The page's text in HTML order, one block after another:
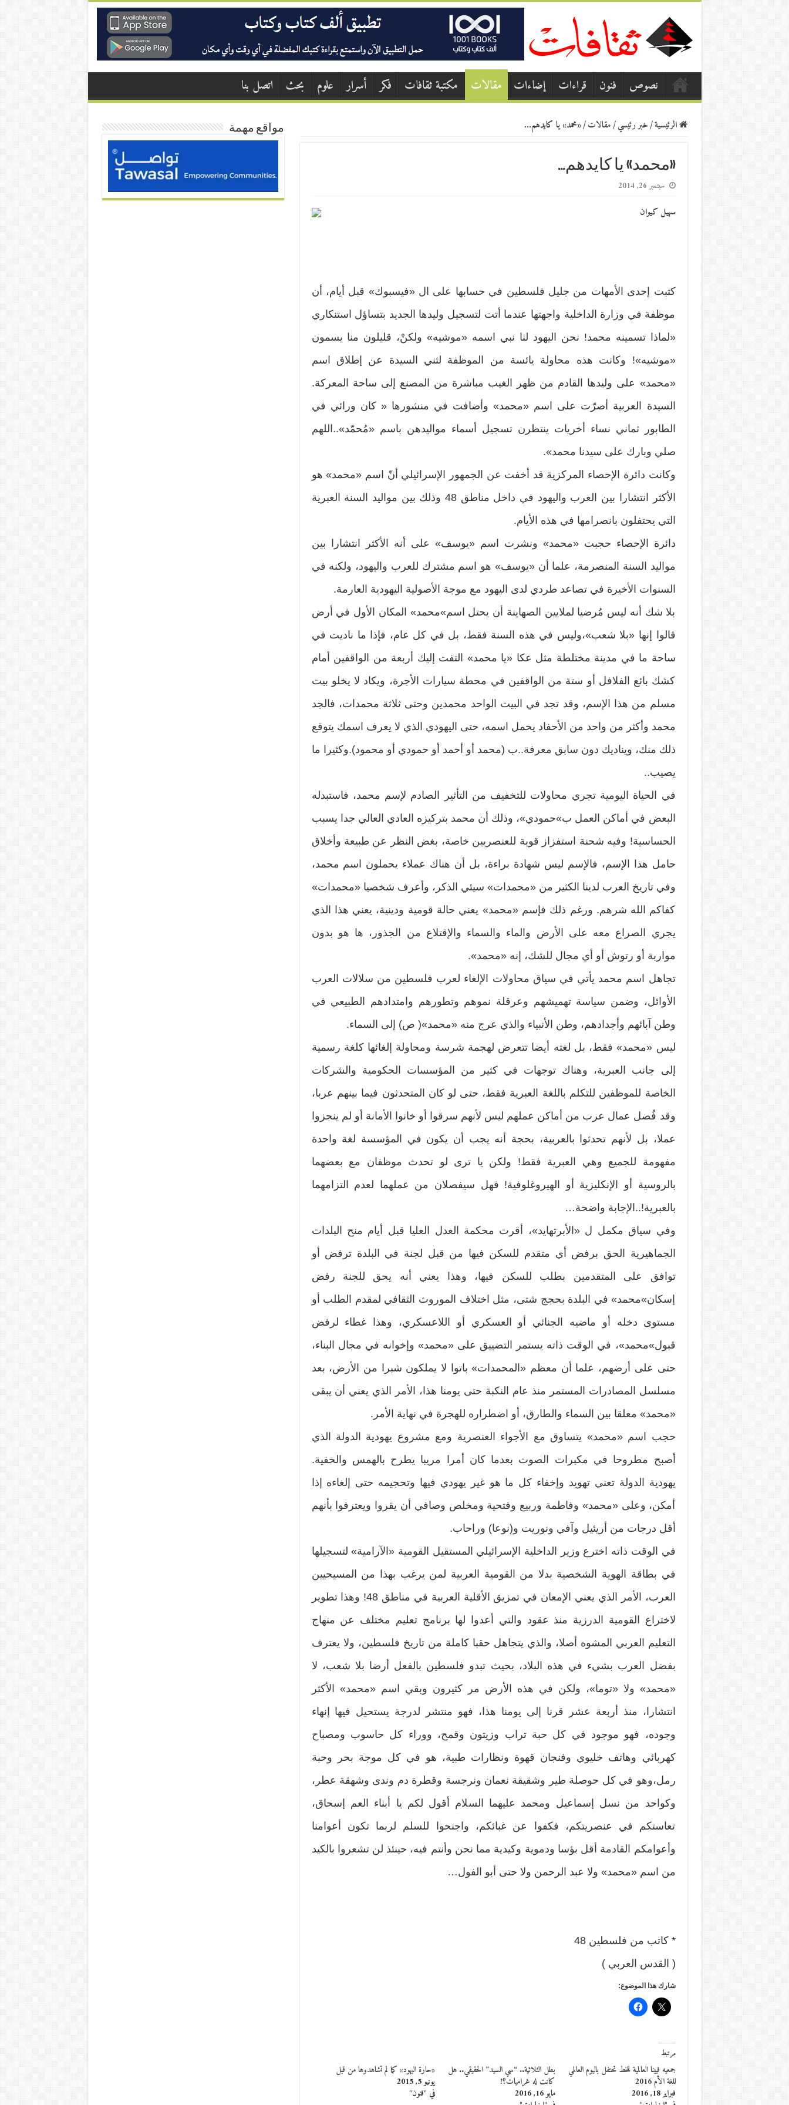
نصوص فنون قراءات إضاءات مقالات مكتبة ثقافات فكر أسرار علوم بحث اتصل بنا
الرئيسية/خبر رئيسي/مقالات/«محمد» يا كايدهم…
«محمد» يا كايدهم…
سبتمبر 26, 2014
سهيل كيوان
كتبت إحدى الأمهات من جليل فلسطين في حسابها على ال «فيسبوك» قبل أيام، أن
موظفة في وزارة الداخلية واجهتها عندما أتت لتسجيل وليدها الجديد بتساؤل استنكاري
«لماذا تسمينه محمد! نحن اليهود لنا نبي اسمه «موشيه» ولكنْ، قليلون منا يسمون
«موشيه»! وكانت هذه محاولة يائسة من الموظفة لثني السيدة عن إطلاق اسم
«محمد» على وليدها القادم من ظهر الغيب مباشرة من المصنع إلى ساحة المعركة.
السيدة العربية أصرّت على اسم «محمد» وأضافت في منشورها « كان ورائي في
الطابور ثماني نساء أخريات ينتظرن تسجيل أسماء مواليدهن باسم «مُحمّد»..اللهم
صلي وبارك على سيدنا محمد».
وكانت دائرة الإحصاء المركزية قد أخفت عن الجمهور الإسرائيلي أنّ اسم «محمد» هو
الأكثر انتشارا بين العرب واليهود في داخل مناطق 48 وذلك بين مواليد السنة العبرية
التي يحتفلون بانصرامها في هذه الأيام.
دائرة الإحصاء حجبت «محمد» ونشرت اسم «يوسف» على أنه الأكثر انتشارا بين
مواليد السنة المنصرمة، علما أن «يوسف» هو اسم مشترك للعرب واليهود، ولكنه في
السنوات الأخيرة في تصاعد طردي لدى اليهود مع موجة الأصولية اليهودية العارمة.
بلا شك أنه ليس مُرضيا لملايين الصهاينة أن يحتل اسم»محمد» المكان الأول في أرض
قالوا إنها «بلا شعب»،وليس في هذه السنة فقط، بل في كل عام، فإذا ما ناديت في
ساحة ما في مدينة مختلطة مثل عكا «يا محمد» التفت إليك أربعة من الواقفين أمام
كشك بائع الفلافل أو ستة من الواقفين في محطة سيارات الأجرة، ويكاد لا يخلو بيت
مسلم من هذا الإسم، وقد تجد في البيت الواحد محمدين وحتى ثلاثة محمدات، فالجد
محمد وأكثر من واحد من الأحفاد يحمل اسمه، حتى اليهودي الذي لا يعرف اسمك يتوقع
ذلك منك، ويناديك دون سابق معرفة..ب (محمد أو أحمد أو حمودي أو محمود).وكثيرا ما
يصيب..
في الحياة اليومية تجري محاولات للتخفيف من التأثير الصادم لإسم محمد، فاستبدله
البعض في أماكن العمل ب»حمودي»، وذلك أن محمد بتركيزه العادي العالي جدا يسبب
الحساسية! وفيه شحنة استفزاز قوية للعنصريين خاصة، بغض النظر عن طبيعة وأخلاق
حامل هذا الإسم، فالإسم ليس شهادة براءة، بل أن هناك عملاء يحملون اسم محمد،
وفي تاريخ العرب لدينا الكثير من «محمدات» سيئي الذكر، وأعرف شخصيا «محمدات»
كفاكم الله شرهم. ورغم ذلك فإسم «محمد» يعني حالة قومية ودينية، يعني هذا الذي
يجري الصراع معه على الأرض والماء والسماء والإقتلاع من الجذور، ها هو بدون
مواربة أو رتوش أو أي مجال للشك، إنه «محمد».
تجاهل اسم محمد يأتي في سياق محاولات الإلغاء لعرب فلسطين من سلالات العرب
الأوائل، وضمن سياسة تهميشهم وعرقلة نموهم وتطورهم وامتدادهم الطبيعي في
وطن آبائهم وأجدادهم، وطن الأنبياء والذي عرج منه «محمد»( ص) إلى السماء.
ليس «محمد» فقط، بل لغته أيضا تتعرض لهجمة شرسة ومحاولة إلغائها كلغة رسمية
إلى جانب العبرية، وهناك توجهات في كثير من المؤسسات الحكومية والشركات
الخاصة للموظفين للتكلم باللغة العبرية فقط، حتى لو كان المتحدثون فيما بينهم عربا،
وقد فُصل عمال عرب من أماكن عملهم ليس لأنهم سرقوا أو خانوا الأمانة أو لم ينجزوا
عملا، بل لأنهم تحدثوا بالعربية، بحجة أنه يجب أن يكون في المؤسسة لغة واحدة
مفهومة للجميع وهي العبرية فقط! ولكن يا ترى لو تحدث موظفان مع بعضهما
بالروسية أو الإنكليزية أو الهيروغلوفية! فهل سيفصلان من عملهما لعدم التزامهما
بالعبرية!..الإجابة واضحة…
وفي سياق مكمل ل «الأبرتهايد»، أقرت محكمة العدل العليا قبل أيام منح البلدات
الجماهيرية الحق برفض أي متقدم للسكن فيها من قبل لجنة في البلدة ترفض أو
توافق على المتقدمين بطلب للسكن فيها، وهذا يعني أنه يحق للجنة رفض
إسكان»محمد» في البلدة بحجج شتى، مثل اختلاف الموروث الثقافي لمقدم الطلب أو
مستوى دخله أو ماضيه الجنائي أو العسكري أو اللاعسكري، وهذا غطاء لرفض
قبول»محمد»، في الوقت ذاته يستمر التضييق على «محمد» وإخوانه في مجال البناء،
حتى على أرضهم، علما أن معظم «المحمدات» باتوا لا يملكون شبرا من الأرض، بعد
مسلسل المصادرات المستمر منذ عام النكبة حتى يومنا هذا، الأمر الذي يعني أن يبقى
«محمد» معلقا بين السماء والطارق، أو اضطراره للهجرة في نهاية الأمر.
حجب اسم «محمد» يتساوق مع الأجواء العنصرية ومع مشروع يهودية الدولة الذي
أصبح مطروحا في مكبرات الصوت بعدما كان أمرا مريبا يطرح بالهمس والخفية.
يهودية الدولة تعني تهويد وإخفاء كل ما هو غير يهودي فيها وتحجيمه حتى إلغاءه إذا
أمكن، وعلى «محمد» وفاطمة وربيع وفتحية ومخلص وصافي أن يقروا ويعترفوا بأنهم
أقل درجات من أريئيل وآفي ونوريت و(نوعا) وراحاب.
في الوقت ذاته اخترع وزير الداخلية الإسرائيلي المستقيل القومية «الآرامية» لتسجيلها
في بطاقة الهوية الشخصية بدلا من القومية العربية لمن يرغب بهذا من المسيحيين
العرب، الأمر الذي يعني الإمعان في تمزيق الأقلية العربية في مناطق 48! وهذا تطوير
لاختراع القومية الدرزية منذ عقود والتي أعدوا لها برنامج تعليم مختلف عن منهاج
التعليم العربي المشوه أصلا، والذي يتجاهل حقبا كاملة من تاريخ فلسطين، ولا يعترف
بفضل العرب بشيء في هذه البلاد، بحيث تبدو فلسطين بالفعل أرضا بلا شعب، لا
«محمد» ولا «توما»، ولكن في هذه الأرض مر كثيرون وبقي اسم «محمد» الأكثر
انتشارا، منذ أربعة عشر قرنا إلى يومنا هذا، فهو منتشر لدرجة يستحيل فيها إنهاء
وجوده، فهو موجود في كل حبة تراب وزيتون وقمح، ووراء كل حاسوب ومصباح
كهربائي وهاتف خليوي وفنجان قهوة ونظارات طبية، هو في كل موجة بحر وحبة
رمل،وهو في كل حوصلة طير وشقيقة نعمان ونرجسة وقطرة دم وندى وشهقة عطر،
وكواحد من نسل إسماعيل ومحمد عليهما السلام أقول لكم يا أبناء العم إسحاق،
تعاستكم في عنصريتكم، فكفوا عن غبائكم، واجنحوا للسلم لربما تكون أعوامنا
وأعوامكم القادمة أقل بؤسا ودموية وكيدية مما نحن وأنتم فيه، حينئذ لن تشعروا بالكيد
من اسم «محمد» ولا عبد الرحمن ولا حتى أبو الفول…
* كاتب من فلسطين 48
( القدس العربي )
شارك هذا الموضوع:
مرتبط
جمعيه فيينا العالمية للخط تحتفل باليوم العالمي
للغة الأم 2016
فبراير 18, 2016
بطل الثلاثية.. “سي السيد” الحقيقي.. هل
كانت له غراميات؟!
مايو 16, 2016
«حارة اليهود» كما لم تشاهدوها من قبل
يونيو 5, 2015
في "فنون"
مواقع مهمة